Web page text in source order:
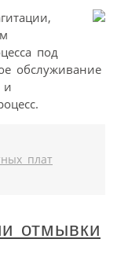
под
обслуживание
и
плат
отмывки